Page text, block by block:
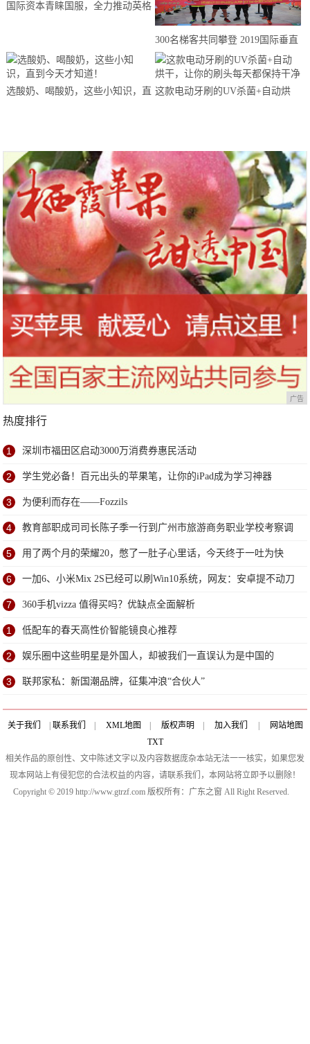
国际资本青睐国服，全力推动英格
300名梯客共同攀登 2019国际垂直
马拉松超级精英赛顺德海骏达中心
站欢乐开跑
选酸奶、喝酸奶，这些小知识，直 这款电动牙刷的UV杀菌+自动烘
广告
热度排行
1 深圳市福田区启动3000万消费券惠民活动
2 学生党必备！百元出头的苹果笔，让你的iPad成为学习神器
3 为便利而存在——Fozzils
4 教育部职成司司长陈子季一行到广州市旅游商务职业学校考察调
研
5 用了两个月的荣耀20，憋了一肚子心里话，今天终于一吐为快
6 一加6、小米Mix 2S已经可以刷Win10系统，网友：安卓提不动刀
了？
7 360手机vizza 值得买吗？优缺点全面解析
1 低配车的春天高性价智能镜良心推荐
2 娱乐圈中这些明星是外国人，却被我们一直误认为是中国的
3 联邦家私：新国潮品牌，征集冲浪“合伙人”
关于我们 联系我们 XML地图 版权声明 加入我们
网站地图
TXT
相关作品的原创性、文中陈述文字以及内容数据庞杂本站无法一一核实，如果您发
现本网站上有侵犯您的合法权益的内容，请联系我们，本网站将立即予以删除！
Copyright © 2019 http://www.gtrzf.com 版权所有：广东之窗 All Right Reserved.